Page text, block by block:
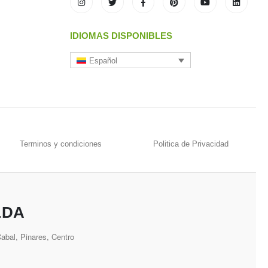
IDIOMAS DISPONIBLES
Español
Terminos y condiciones Politica de Privacidad
Pinares, Centro